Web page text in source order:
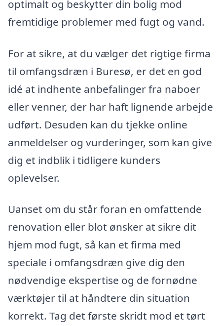
optimalt og beskytter din bolig mod
fremtidige problemer med fugt og vand.
For at sikre, at du vælger det rigtige firma
til omfangsdræn i Buresø, er det en god
idé at indhente anbefalinger fra naboer
eller venner, der har haft lignende arbejde
udført. Desuden kan du tjekke online
anmeldelser og vurderinger, som kan give
dig et indblik i tidligere kunders
oplevelser.
Uanset om du står foran en omfattende
renovation eller blot ønsker at sikre dit
hjem mod fugt, så kan et firma med
speciale i omfangsdræn give dig den
nødvendige ekspertise og de fornødne
værktøjer til at håndtere din situation
korrekt. Tag det første skridt mod et tørt